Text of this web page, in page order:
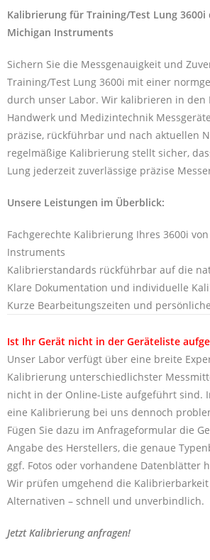
Kalibrierung für Training/Test Lung 3600i
Michigan Instruments
Sichern Sie die Messgenauigkeit und
Training/Test Lung 3600i mit einer
durch unser Labor. Wir kalibrieren in den
Handwerk und Medizintechnik
präzise, rückführbar und nach aktuellen
regelmäßige Kalibrierung stellt sicher,
Lung jederzeit zuverlässige präzise
Unsere Leistungen im Überblick:
Fachgerechte Kalibrierung Ihres 3600i
Instruments
Kalibrierstandards rückführbar auf die
Klare Dokumentation und individuelle
Kurze Bearbeitungszeiten und
Ist Ihr Gerät nicht in der Geräteliste
Unser Labor verfügt über eine breite
Kalibrierung unterschiedlichster
nicht in der Online-Liste aufgeführt sind.
eine Kalibrierung bei uns dennoch
Fügen Sie dazu im Anfrageformular die
Angabe des Herstellers, die genaue
ggf. Fotos oder vorhandene Datenblätter
Wir prüfen umgehend die Kalibrierbarkeit
Alternativen – schnell und unverbindlich.
Jetzt Kalibrierung anfragen!